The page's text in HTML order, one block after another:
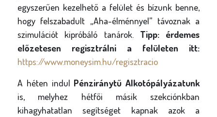
egyszerűen kezelhető a felület és bízunk benne,
hogy felszabadult „Aha-élménnyel” távoznak a
szimulációt kipróbáló tanárok. Tipp: érdemes
előzetesen regisztrálni a felületen itt:
https://www.moneysim.hu/regisztracio
A héten indul Pénziránytű Alkotópályázatunk
is, melyhez hétfői másik szekciónkban
kihagyhatatlan segítséget kapnak azok a